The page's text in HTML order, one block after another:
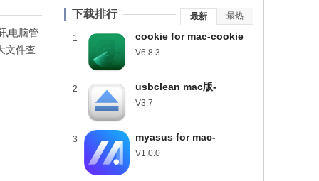
最新 最热
下载排行
1
cookie for mac-cookie
mac版下载 v6.8.3
V6.8.3
2
usbclean mac版-
usbclean for mac下载
V3.7
3
myasus for mac-
myasus mac版下载
V1.0.0
电脑管
文件查